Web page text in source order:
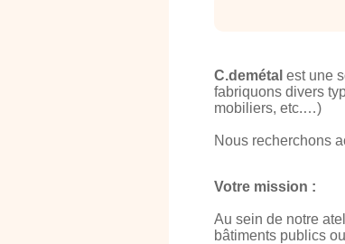
C.demétal est une
fabriquons divers
mobiliers, etc.…)
Nous recherchons
Votre mission :
Au sein de notre
bâtiments publics